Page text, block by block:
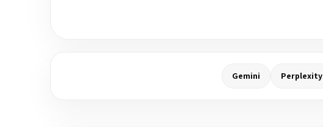
Perplexity
Gemini